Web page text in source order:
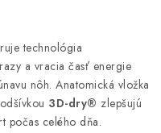
technológia
a vracia časť energie
nôh. Anatomická vložka
3D-dry® zlepšujú
počas celého dňa.